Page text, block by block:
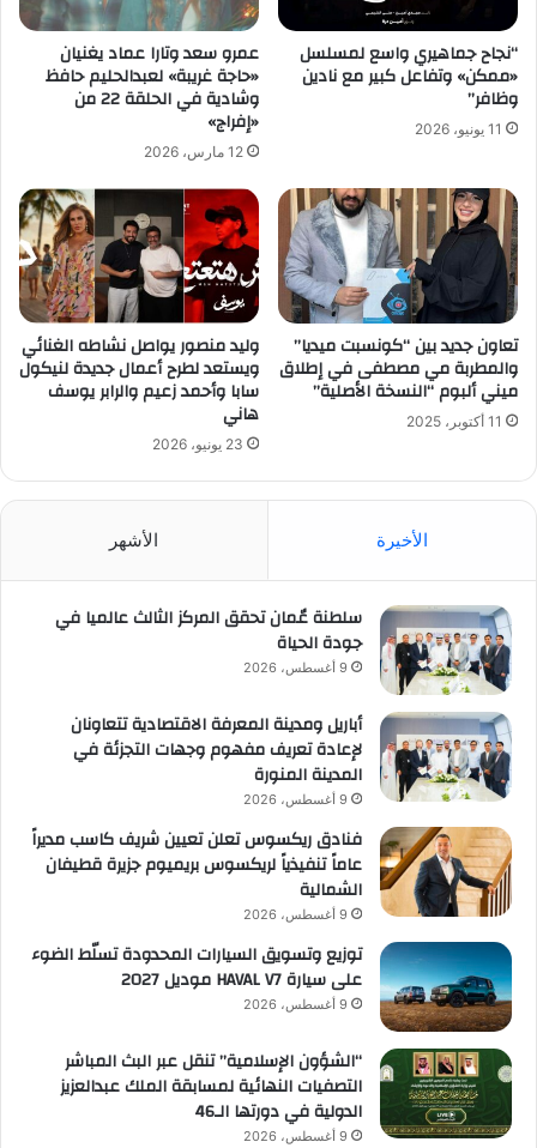
“نجاح جماهيري واسع لمسلسل
«ممكن» وتفاعل كبير مع نادين
وظافر”
11 يونيو، 2026
عمرو سعد وتارا عماد يغنيان
«حاجة غريبة» لعبدالحليم حافظ
وشادية في الحلقة 22 من
«إفراج»
12 مارس، 2026
تعاون جديد بين “كونسبت ميديا”
والمطربة مي مصطفى في إطلاق
ميني ألبوم “النسخة الأصلية”
11 أكتوبر، 2025
وليد منصور يواصل نشاطه الغنائي
ويستعد لطرح أعمال جديدة لنيكول
سابا وأحمد زعيم والرابر يوسف
هاني
23 يونيو، 2026
الأخيرة الأشهر
سلطنة عٌمان تحقق المركز الثالث عالميا في
جودة الحياة
9 أغسطس، 2026
أباريل ومدينة المعرفة الاقتصادية تتعاونان
لإعادة تعريف مفهوم وجهات التجزئة في
المدينة المنورة
9 أغسطس، 2026
فنادق ريكسوس تعلن تعيين شريف كاسب مديراً
عاماً تنفيذياً لريكسوس بريميوم جزيرة قطيفان
الشمالية
9 أغسطس، 2026
توزيع وتسويق السيارات المحدودة تسلّط الضوء
على سيارة HAVAL V7 موديل 2027
9 أغسطس، 2026
“الشؤون الإسلامية” تنقل عبر البث المباشر
التصفيات النهائية لمسابقة الملك عبدالعزيز
الدولية في دورتها الـ46
9 أغسطس، 2026